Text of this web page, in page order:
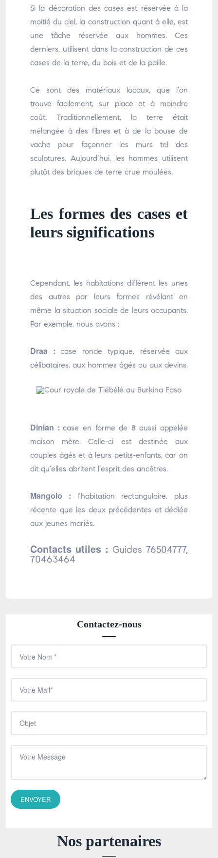
Si la décoration des cases est réservée à la
moitié du ciel, la construction quant à elle, est
une tâche réservée aux hommes. Ces
derniers, utilisent dans la construction de ces
cases de la terre, du bois et de la paille.
Ce sont des matériaux locaux, que l’on
trouve facilement, sur place et à moindre
coût. Traditionnellement, la terre était
mélangée à des fibres et à de la bouse de
vache pour façonner les murs tel des
sculptures. Aujourd’hui, les hommes utilisent
plutôt des briques de terre crue moulées.
Les formes des cases et
leurs significations
Cependant, les habitations diffèrent les unes
des autres par leurs formes révélant en
même la situation sociale de leurs occupants.
Par exemple, nous avons :
Draa : case ronde typique, réservée aux
célibataires, aux hommes âgés ou aux devins.
Dinian :case en forme de 8 aussi appelée
maison mère. Celle-ci est destinée aux
couples âgés et à leurs petits-enfants, car on
dit qu’elles abritent l’esprit des ancêtres.
Mangolo :
l’habitation rectangulaire, plus
récente que les deux précédentes et dédiée
aux jeunes mariés.
Contacts utiles : Guides 76504777,
70463464
Contactez-nous
Nos partenaires